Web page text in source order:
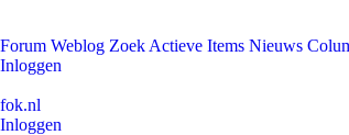
Forum Weblog Zoek Actieve Items Nieuws
Inloggen
fok.nl
Inloggen